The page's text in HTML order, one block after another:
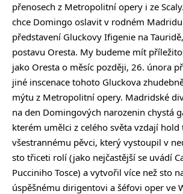
přenosech z Metropolitní opery i ze
chce Domingo oslavit v rodném
představení Gluckovy Ifigenie na
postavu Oresta. My budeme mít
jako Oresta o měsíc později, 26. února
jiné inscenace tohoto Gluckova
mýtu z Metropolitní opery. Madridské
na den Domingových narozenin chystá
kterém umělci z celého světa vzdají
všestrannému pěvci, který vystoupil v
sto třiceti rolí (jako nejčastější se uvádí
Pucciniho Tosce) a vytvořil více než sto
úspěšnému dirigentovi a šéfovi oper ve